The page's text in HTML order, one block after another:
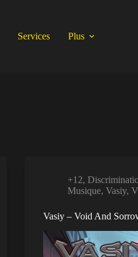
Services Plus
+12,
Musique,Vasiy,
Vasiy – Void And